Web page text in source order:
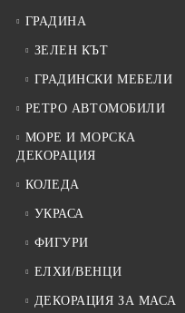
ГРАДИНА
ЗЕЛЕН КЪТ
ГРАДИНСКИ МЕБЕЛИ
РЕТРО АВТОМОБИЛИ
МОРЕ И МОРСКА
ДЕКОРАЦИЯ
КОЛЕДА
УКРАСА
ФИГУРИ
ЕЛХИ/ВЕНЦИ
ДЕКОРАЦИЯ ЗА МАСА